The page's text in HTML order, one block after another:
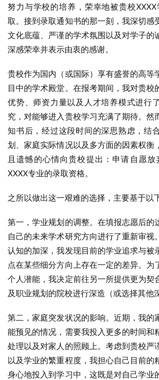
努力与学校的培养，荣幸地被贵校XXXX
取。接到录取通知书的那一刻，我深切感
文化底蕴、严谨的学术氛围以及对学子的
深感荣幸并表示由衷的感谢。
贵校作为国内（或国际）享有盛誉的高等
目中的学术殿堂。在报考期间，我对贵校
优势、师资力量以及人才培养模式进行
究，对能够进入贵校学习充满了期待。然
知书后，经过这段时间的深思熟虑，结
划、家庭实际情况以及多方面的因素权衡
且遗憾的心情向贵校提出：申请自愿放
XXXX专业的录取资格。
之所以做出这一艰难的选择，主要基于以
第一，学业规划的调整。在填报志愿后的
自己的未来学术研究方向进行了重新审视
认知的加深，我发现目前的学业追求与被
点在某些细分方向上存在一定的差异。为
个人潜能，我决定前往另一所提供更为契
及职业规划的院校进行深造（或选择其他
第二，家庭突发状况的影响。近期，我的
能预见的情况，需要我投入更多的时间和
处理以及对家人的照顾上。考虑到贵校严
以及学业的繁重程度，我担心自己目前的
身心地投入到学习中，这既是对自己学业